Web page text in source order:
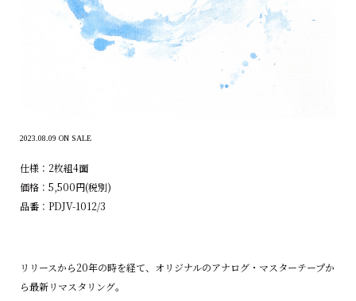
2023.08.09 ON SALE
仕様：2枚組4面
価格：5,500円(税別)
品番：PDJV-1012/3
リリースから20年の時を経て、オリジナルのアナログ・マスターテープか
ら最新リマスタリング。